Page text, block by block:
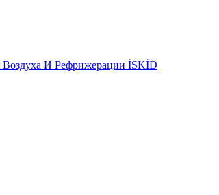
Воздуха И Рефрижерации İSKİD